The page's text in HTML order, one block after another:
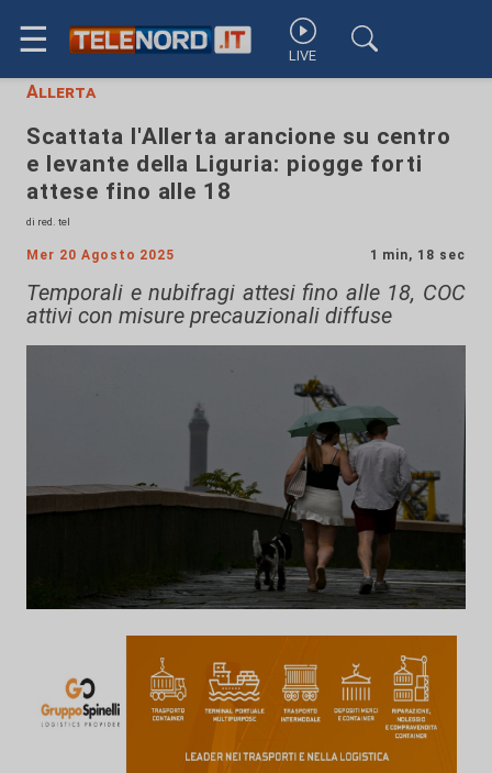
☰ LIVE
Allerta
Scattata l'Allerta arancione su centro
e levante della Liguria: piogge forti
attese fino alle 18
di red. tel
Mer 20 Agosto 2025 1 min, 18 sec
Temporali e nubifragi attesi fino alle 18, COC
attivi con misure precauzionali diffuse